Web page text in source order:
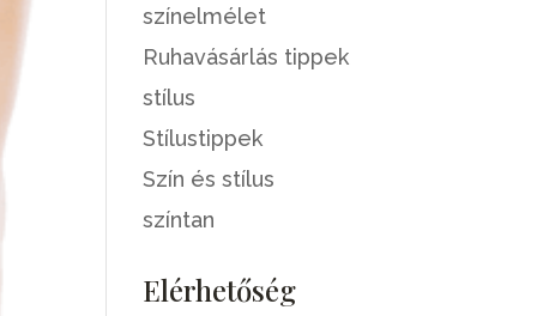
színelmélet
Ruhavásárlás tippek
stílus
Stílustippek
Szín és stílus
színtan
Elérhetőség